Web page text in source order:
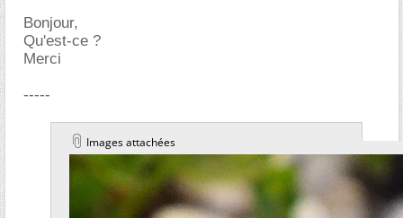
Bonjour,
Qu'est-ce ?
Merci
-----
Images attachées